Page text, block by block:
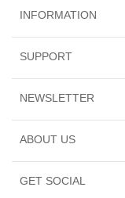
INFORMATION
SUPPORT
NEWSLETTER
ABOUT US
GET SOCIAL